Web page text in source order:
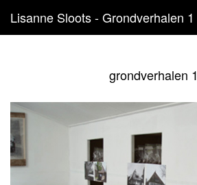
Lisanne Sloots - Grondverhalen 1
grondverhalen 1